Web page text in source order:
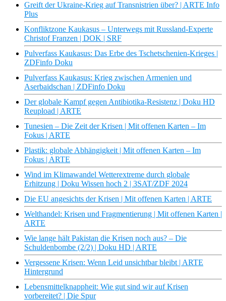
Greift der Ukraine-Krieg auf Transnistrien über? | ARTE Info
Plus
Konfliktzone Kaukasus – Unterwegs mit Russland-Experte
Christof Franzen | DOK | SRF
Pulverfass Kaukasus: Das Erbe des Tschetschenien-Krieges |
ZDFinfo Doku
Pulverfass Kaukasus: Krieg zwischen Armenien und
Aserbaidschan | ZDFinfo Doku
Der globale Kampf gegen Antibiotika-Resistenz | Doku HD
Reupload | ARTE
Tunesien – Die Zeit der Krisen | Mit offenen Karten – Im
Fokus | ARTE
Plastik: globale Abhängigkeit | Mit offenen Karten – Im
Fokus | ARTE
Wind im Klimawandel Wetterextreme durch globale
Erhitzung | Doku Wissen hoch 2 | 3SAT/ZDF 2024
Die EU angesichts der Krisen | Mit offenen Karten | ARTE
Welthandel: Krisen und Fragmentierung | Mit offenen Karten |
ARTE
Wie lange hält Pakistan die Krisen noch aus? – Die
Schuldenbombe (2/2) | Doku HD | ARTE
Vergessene Krisen: Wenn Leid unsichtbar bleibt | ARTE
Hintergrund
Lebensmittelknappheit: Wie gut sind wir auf Krisen
vorbereitet? | Die Spur